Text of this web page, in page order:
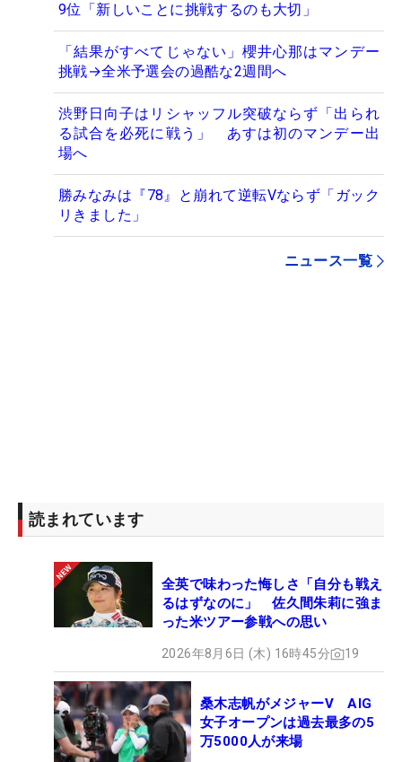
9位「新しいことに挑戦するのも大切」
「結果がすべてじゃない」櫻井心那はマンデー
挑戦→全米予選会の過酷な2週間へ
渋野日向子はリシャッフル突破ならず「出られ
る試合を必死に戦う」 あすは初のマンデー出
場へ
勝みなみは『78』と崩れて逆転Vならず「ガック
リきました」
ニュース一覧
読まれています
全英で味わった悔しさ「自分も戦え
るはずなのに」 佐久間朱莉に強ま
った米ツアー参戦への思い
2026年8月6日 (木) 16時45分 19
桑木志帆がメジャーV AIG
女子オープンは過去最多の5
万5000人が来場